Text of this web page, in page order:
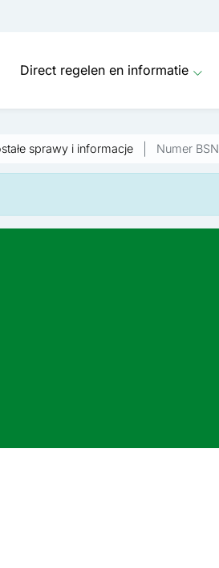
Direct regelen en informatie
sprawy i informacje Numer BSN